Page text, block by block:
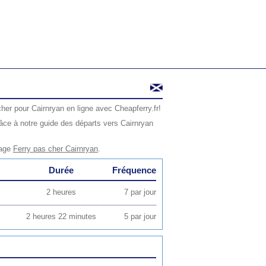
pour Cairnryan en ligne avec Cheapferry.fr!
à notre guide des départs vers Cairnryan
Ferry pas cher Cairnryan.
Durée Fréquence
2 heures 7 par jour
2 heures 22 minutes 5 par jour